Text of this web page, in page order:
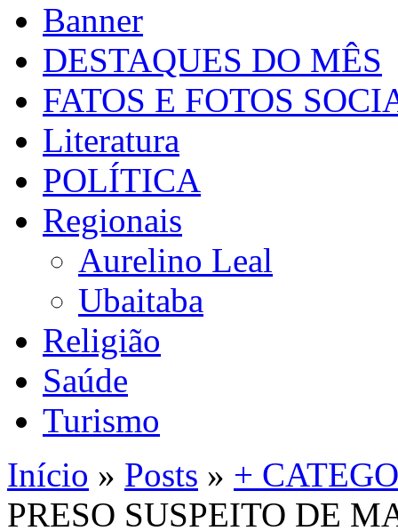
Banner
DESTAQUES DO MÊS
FATOS E FOTOS
Literatura
POLÍTICA
Regionais
Aurelino Leal
Ubaitaba
Religião
Saúde
Turismo
Início » Posts » +
PRESO SUSPEITO DE